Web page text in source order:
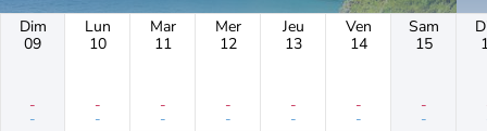
Dim
09
-
-
Lun
10
-
-
Mar
11
-
-
Mer
12
-
-
Jeu
13
-
-
Ven
14
-
-
Sam
15
-
-